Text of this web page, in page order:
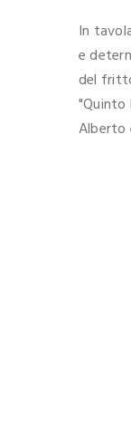
In
e
del
"Quinto
Alberto